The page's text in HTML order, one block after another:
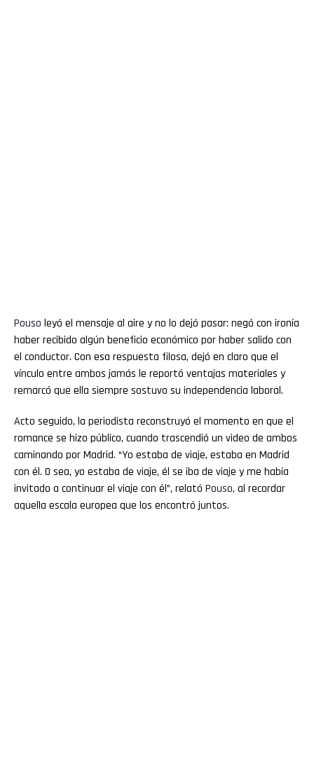
Pouso leyó el mensaje al aire y no lo dejó pasar: negó con ironía
haber recibido algún beneficio económico por haber salido con
el conductor. Con esa respuesta filosa, dejó en claro que el
vínculo entre ambos jamás le reportó ventajas materiales y
remarcó que ella siempre sostuvo su independencia laboral.
Acto seguido, la periodista reconstruyó el momento en que el
romance se hizo público, cuando trascendió un video de ambos
caminando por Madrid. “Yo estaba de viaje, estaba en Madrid
con él. O sea, yo estaba de viaje, él se iba de viaje y me había
invitado a continuar el viaje con él”, relató Pouso, al recordar
aquella escala europea que los encontró juntos.